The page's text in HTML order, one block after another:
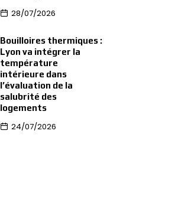
28/07/2026
Bouilloires thermiques :
Lyon va intégrer la
température
intérieure dans
l’évaluation de la
salubrité des
logements
24/07/2026